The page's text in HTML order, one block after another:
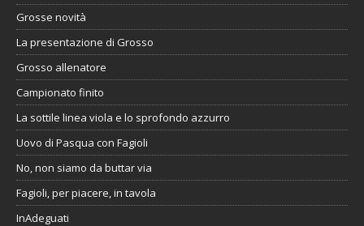
Grosse novità
La presentazione di Grosso
Grosso allenatore
Campionato finito
La sottile linea viola e lo sprofondo azzurro
Uovo di Pasqua con Fagioli
No, non siamo da buttar via
Fagioli, per piacere, in tavola
InAdeguati